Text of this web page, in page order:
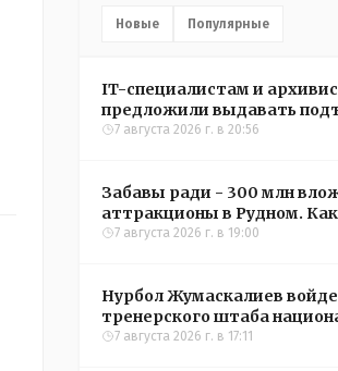
Новые Популярные
IT-специалистам и
предложили выдавать
кредиты на жильё в сёлах
7 августа 2026 г. в 20:56
Забавы ради - 300 млн
аттракционы в Рудном. Как
окупятся?
7 августа 2026 г. в 19:00
Нурбол Жумаскалиев
тренерского штаба
Казахстана по футболу
7 августа 2026 г. в 17:11